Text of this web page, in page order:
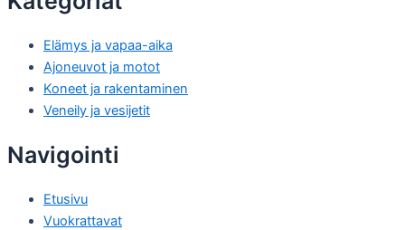
Elämys ja vapaa-aika
Ajoneuvot ja motot
Koneet ja rakentaminen
Veneily ja vesijetit
Navigointi
Etusivu
Vuokrattavat